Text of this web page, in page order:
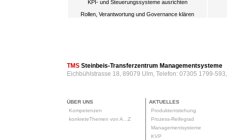
KPI- und Steuerungssysteme ausrichten
Rollen, Verantwortung und Governance klären
TMS Steinbeis-Transferzentrum Managementsysteme
Eichbühlstrasse 18, 89079 Ulm, Telefon: 07305 1799-
ÜBER UNS
Kompetenzen
konkreteThemen von A...Z
AKTUELLES
Produktentstehung
Prozess-Reifegrad
Managementsysteme
KVP